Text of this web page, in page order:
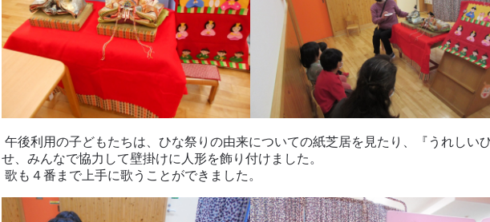
午後利用の子どもたちは、ひな祭りの由来についての紙芝居を見たり、『うれしい
せ、みんなで協力して壁掛けに人形を飾り付けました。
歌も４番まで上手に歌うことができました。